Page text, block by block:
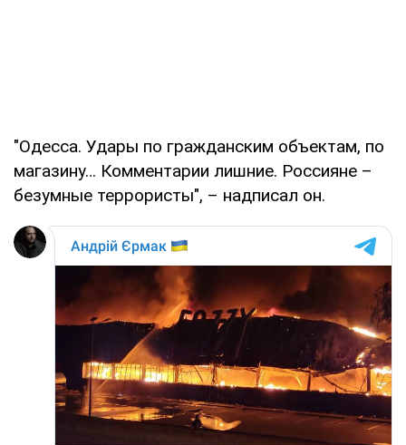
"Одесса. Удары по гражданским объектам, по
магазину… Комментарии лишние. Россияне –
безумные террористы", – надписал он.